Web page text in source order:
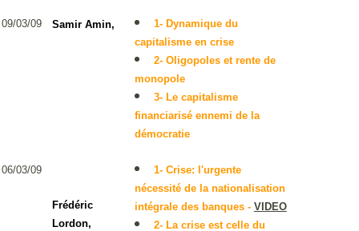
09/03/09 Samir Amin,
1- Dynamique du
capitalisme en crise
2- Oligopoles et rente de
monopole
3- Le capitalisme
financiarisé ennemi de la
démocratie
06/03/09
Frédéric
Lordon,
1- Crise: l'urgente
nécessité de la nationalisation
intégrale des banques - VIDEO
2- La crise est celle du